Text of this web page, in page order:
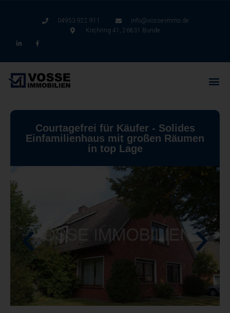
04953 922 911
info@vosse-immo.de
Kirchring 41, 26831 Bunde
Courtagefrei für Käufer - Solides
Einfamilienhaus mit großen Räumen
in top Lage